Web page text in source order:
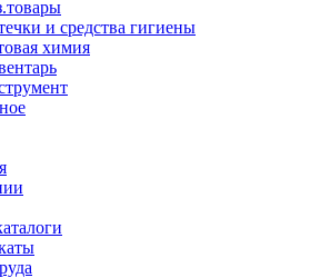
и средства гигиены
химия